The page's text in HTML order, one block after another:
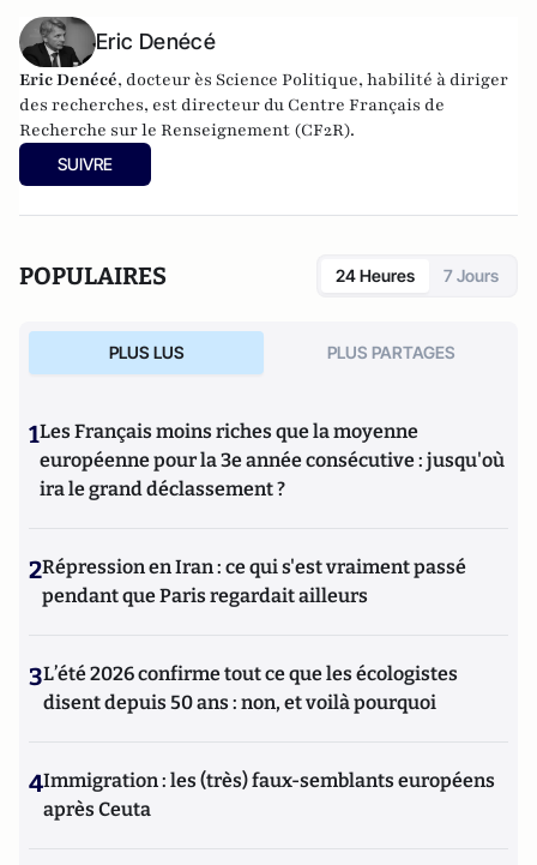
l'Occident : du rejet de la Russie à l'islamisation de nos
sociétés ouvertes(Editions du Toucan),
l'intimidation(Editions de l'Artilleur) ou bien encoreLe
Projet: La stratégie de conquête et d'infiltration des frères
musulmans en France et dans le monde(Editions de
L'Artilleur).
Eric Denécé
Eric Denécé, docteur ès Science Politique, habilité à diriger
des recherches, est directeur du Centre Français de
Recherche sur le Renseignement (CF2R).
SUIVRE
POPULAIRES 24 Heures 7 Jours
PLUS LUS PLUS PARTAGES
1Les Français moins riches que la moyenne
européenne pour la 3e année consécutive : jusqu'où
ira le grand déclassement ?
2Répression en Iran : ce qui s'est vraiment passé
pendant que Paris regardait ailleurs
3L’été 2026 confirme tout ce que les écologistes
disent depuis 50 ans : non, et voilà pourquoi
4Immigration : les (très) faux-semblants européens
après Ceuta